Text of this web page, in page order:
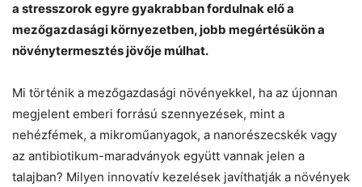
a stresszorok egyre gyakrabban fordulnak elő a
mezőgazdasági környezetben, jobb megértésükön a
növénytermesztés jövője múlhat.
Mi történik a mezőgazdasági növényekkel, ha az újonnan
megjelent emberi forrású szennyezések, mint a
nehézfémek, a mikroműanyagok, a nanorészecskék vagy
az antibiotikum-maradványok együtt vannak jelen a
talajban? Milyen innovatív kezelések javíthatják a növények